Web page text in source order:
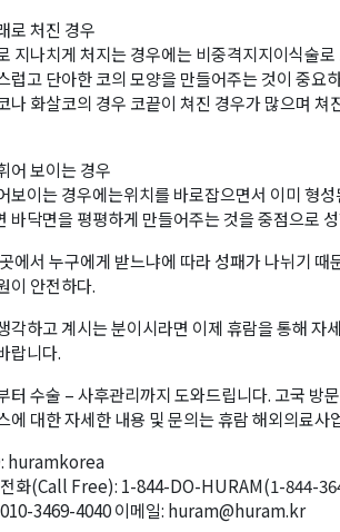
로 처진 경우
지나치게 처지는 경우에는 비중격지지이식술
럽고 단아한 코의 모양을 만들어주는 것이 중요
나 화살코의 경우 코끝이 쳐진 경우가 많으며
어 보이는 경우
보이는 경우에는위치를 바로잡으면서 이미 형
바닥면을 평평하게 만들어주는 것을 중점으로
에서 누구에게 받느냐에 따라 성패가 나뉘기
이 안전하다.
각하고 계시는 분이시라면 이제 휴람을 통해 자
랍니다.
터 수술 – 사후관리까지 도와드립니다. 고국 방
에 대한 자세한 내용 및 문의는 휴람 해외의료사
huramkorea
화(Call Free): 1-844-DO-HURAM(1-844-
3469-4040 이메일: huram@huram.kr